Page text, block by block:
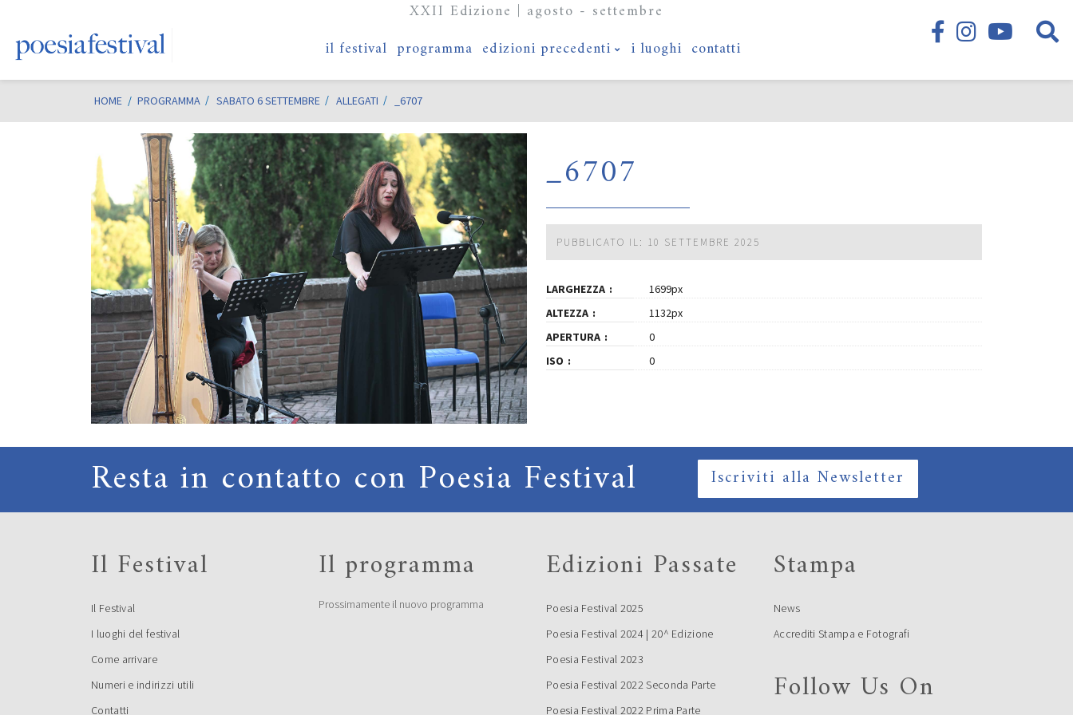
XXII Edizione | agosto - settembre
il festival programma edizioni precedenti i luoghi contatti
HOME / PROGRAMMA SABATO 6 SETTEMBRE ALLEGATI _6707
_6707
PUBBLICATO IL: 10 SETTEMBRE 2025
LARGHEZZA
1699px
ALTEZZA
1132px
APERTURA
0
ISO
0
Resta in contatto con Poesia Festival Iscriviti alla Newsletter
Il Festival
Il Festival
I luoghi del festival
Come arrivare
Numeri e indirizzi utili
Contatti
Il programma
Prossimamente il nuovo programma
Edizioni Passate
Poesia Festival 2025
Poesia Festival 2024 | 20^ Edizione
Poesia Festival 2023
Poesia Festival 2022 Seconda Parte
Poesia Festival 2022 Prima Parte
Stampa
News
Accrediti Stampa e Fotografi
Follow Us On